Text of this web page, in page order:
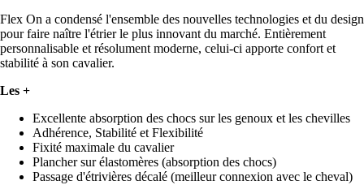
Flex On a condensé l'ensemble des nouvelles technologies et du design
pour faire naître l'étrier le plus innovant du marché. Entièrement
personnalisable et résolument moderne, celui-ci apporte confort et
stabilité à son cavalier.
Les +
Excellente absorption des chocs sur les genoux et les chevilles
Adhérence, Stabilité et Flexibilité
Fixité maximale du cavalier
Plancher sur élastomères (absorption des chocs)
Passage d'étrivières décalé (meilleur connexion avec le cheval)